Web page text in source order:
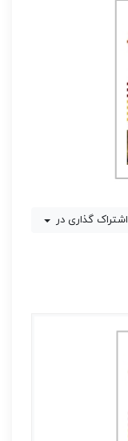
اشتراک گذاری در